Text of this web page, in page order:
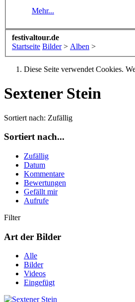
Mehr...
festivaltour.de
Startseite Bilder > Alben >
Diese Seite verwendet Cookies.
Sextener Stein
Sortiert nach: Zufällig
Sortiert nach...
Zufällig
Datum
Kommentare
Bewertungen
Gefällt mir
Aufrufe
Filter
Art der Bilder
Alle
Bilder
Videos
Eingefügt